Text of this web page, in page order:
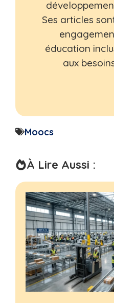
Ses articles
éducation
aux
Moocs
À Lire Aussi :